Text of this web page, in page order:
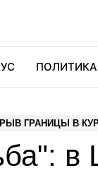
ПОЛИТИКА
ГРАНИЦЫ В